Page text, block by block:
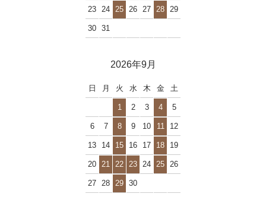
23 24 25 26 27 28 29
30 31
2026年9月
日 月 火 水 木 金 土
1 2 3 4 5
6 7 8 9 10 11 12
13 14 15 16 17 18 19
20 21 22 23 24 25 26
27 28 29 30